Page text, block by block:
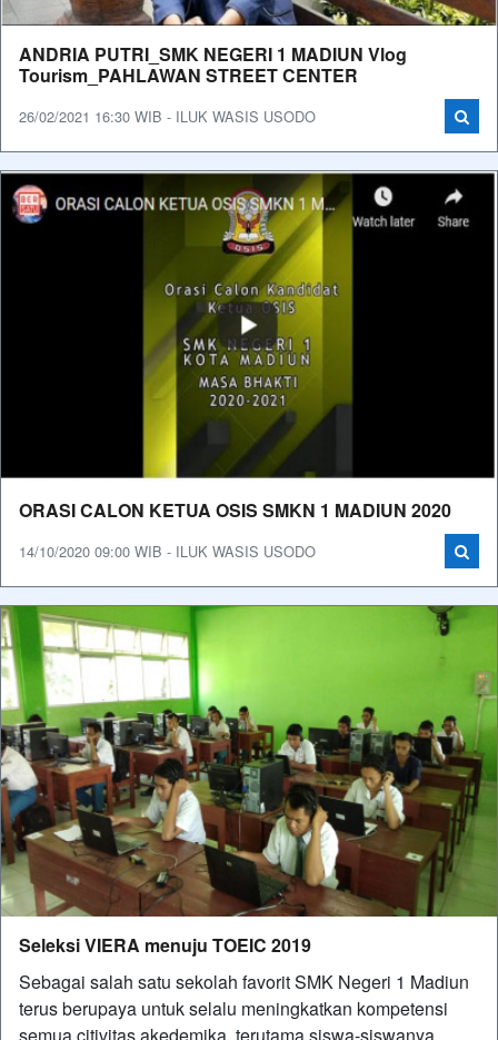
ANDRIA PUTRI_SMK NEGERI 1 MADIUN Vlog
Tourism_PAHLAWAN STREET CENTER
26/02/2021 16:30 WIB - ILUK WASIS USODO
ORASI CALON KETUA OSIS SMKN 1 MADIUN 2020
14/10/2020 09:00 WIB - ILUK WASIS USODO
Seleksi VIERA menuju TOEIC 2019
Sebagai salah satu sekolah favorit SMK Negeri 1 Madiun
terus berupaya untuk selalu meningkatkan kompetensi
semua citivitas akedemika, terutama siswa-siswanya